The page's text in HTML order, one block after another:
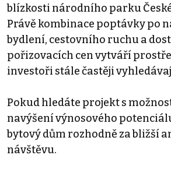
blízkosti národního parku
Právě kombinace poptávky po
bydlení, cestovního ruchu a
pořizovacích cen vytváří
investoři stále častěji
Pokud hledáte projekt s
navýšení výnosového
bytový dům rozhodně za bližší
návštěvu.